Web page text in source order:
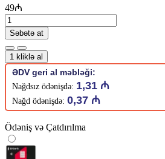
49₼
Səbətə at
1 kliklə al
ƏDV geri al məbləği:
Nağdsız ödənişdə: 1,31 ₼
Nağd ödənişdə: 0,37 ₼
Ödəniş və Çatdırılma